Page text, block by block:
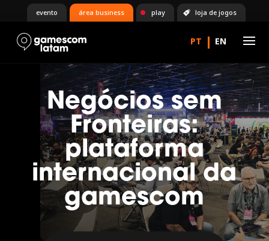
evento área business play loja de jogos
Negócios sem
Fronteiras:
plataforma
internacional da
gamescom